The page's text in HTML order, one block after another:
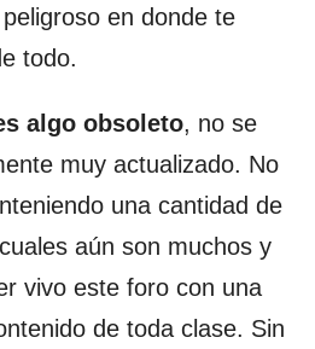
en donde te
todo.
algo obsoleto, no se
muy actualizado. No
una cantidad de
aún son muchos y
vivo este foro con una
de toda clase. Sin